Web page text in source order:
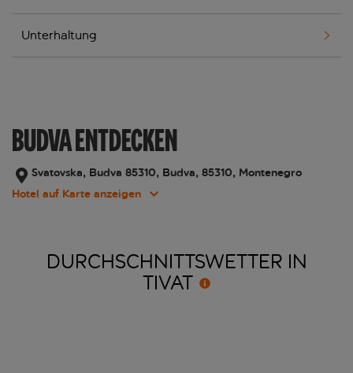
Unterhaltung
BUDVA ENTDECKEN
Svatovska, Budva 85310, Budva, 85310, Montenegro
Hotel auf Karte anzeigen
DURCHSCHNITTSWETTER IN
TIVAT